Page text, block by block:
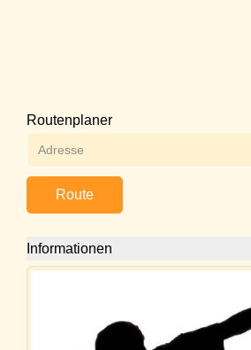
Routenplaner
Route
Informationen